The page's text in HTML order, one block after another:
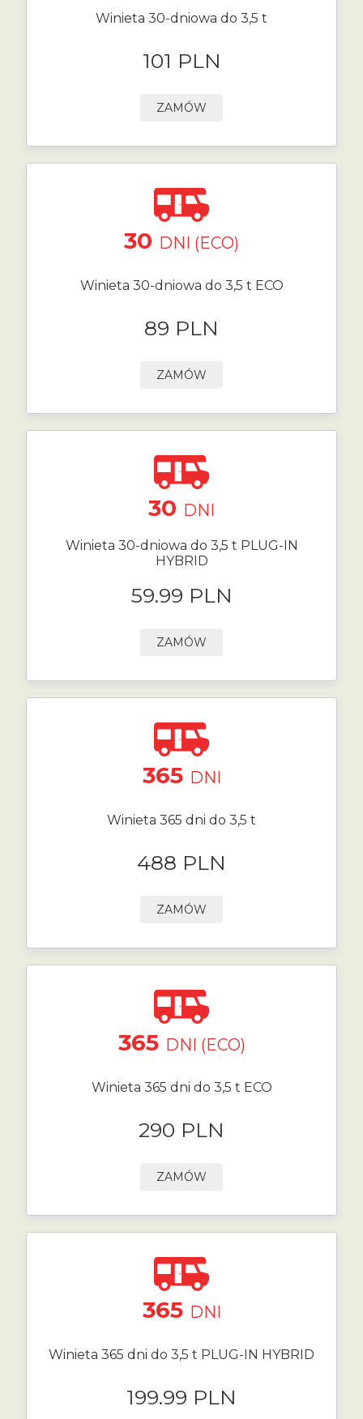
Winieta 30-dniowa do 3,5 t
101 PLN
ZAMÓW
30 DNI (ECO)
Winieta 30-dniowa do 3,5 t ECO
89 PLN
ZAMÓW
30 DNI
Winieta 30-dniowa do 3,5 t PLUG-IN
HYBRID
59.99 PLN
ZAMÓW
365 DNI
Winieta 365 dni do 3,5 t
488 PLN
ZAMÓW
365 DNI (ECO)
Winieta 365 dni do 3,5 t ECO
290 PLN
ZAMÓW
365 DNI
Winieta 365 dni do 3,5 t PLUG-IN HYBRID
199.99 PLN